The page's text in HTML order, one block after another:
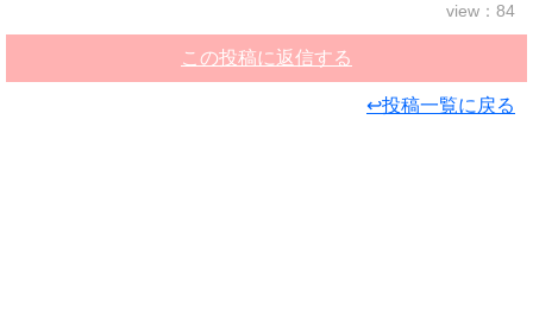
view：84
この投稿に返信する
↩投稿一覧に戻る